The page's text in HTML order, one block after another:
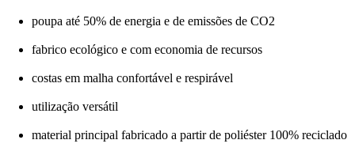
poupa até 50% de energia e de emissões de CO2
fabrico ecológico e com economia de recursos
costas em malha confortável e respirável
utilização versátil
material principal fabricado a partir de poliéster 100% reciclado